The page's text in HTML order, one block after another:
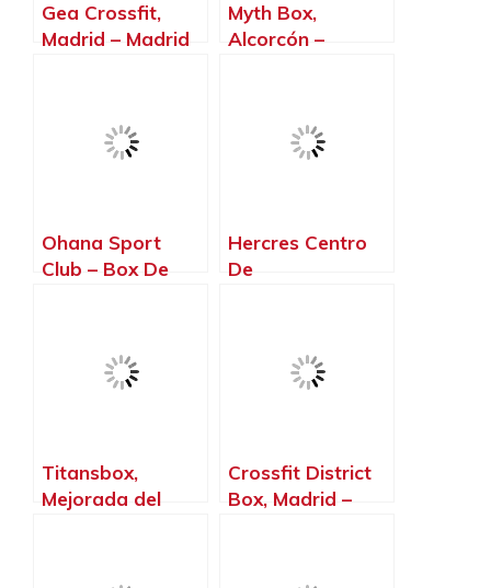
Gea Crossfit,
Madrid – Madrid
Myth Box,
Alcorcón –
Ohana Sport
Club – Box De
Hercres Centro
De
de la Sagra –
Titansbox,
Mejorada del
Crossfit District
Box, Madrid –